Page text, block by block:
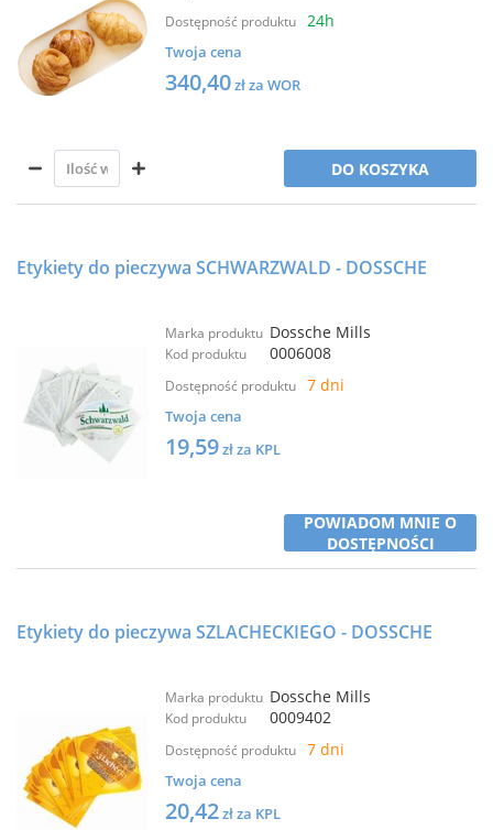
Dostępność produktu 24h
Twoja cena
340,40zł za WOR
DO KOSZYKA
Etykiety do pieczywa SCHWARZWALD - DOSSCHE
Marka produktu Dossche Mills
Kod produktu 0006008
Dostępność produktu 7 dni
Twoja cena
19,59zł za KPL
POWIADOM MNIE O
DOSTĘPNOŚCI
Etykiety do pieczywa SZLACHECKIEGO - DOSSCHE
Marka produktu Dossche Mills
Kod produktu 0009402
Dostępność produktu 7 dni
Twoja cena
20,42zł za KPL